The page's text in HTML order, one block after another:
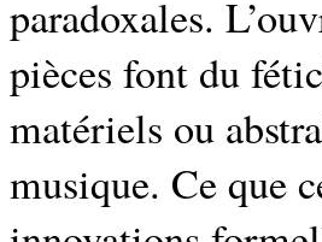
paradoxales.
pièces font du
matériels ou
musique. Ce que